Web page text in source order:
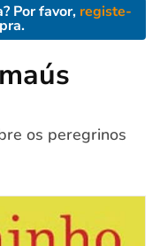
Por favor, registe-
os peregrinos